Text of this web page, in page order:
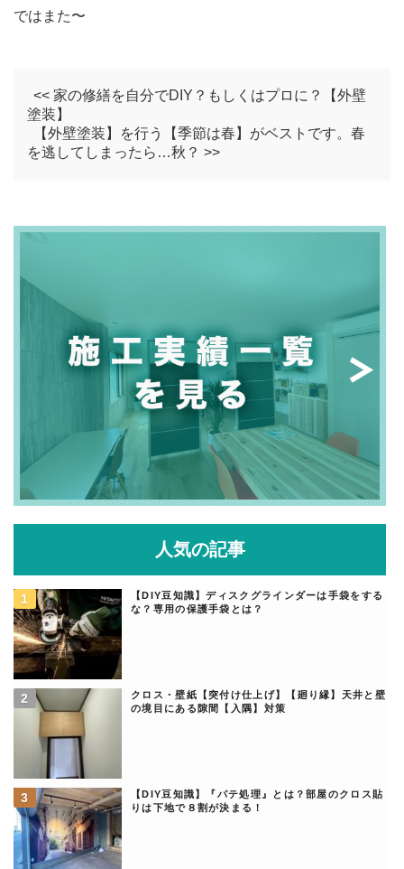
ではまた〜
<< 家の修繕を自分でDIY？もしくはプロに？【外壁
塗装】
【外壁塗装】を行う【季節は春】がベストです。春
を逃してしまったら…秋？ >>
人気の記事
【DIY豆知識】ディスクグラインダーは手袋をする
な？専用の保護手袋とは？
クロス・壁紙【突付け仕上げ】【廻り縁】天井と壁
の境目にある隙間【入隅】対策
【DIY豆知識】『パテ処理』とは？部屋のクロス貼
りは下地で８割が決まる！